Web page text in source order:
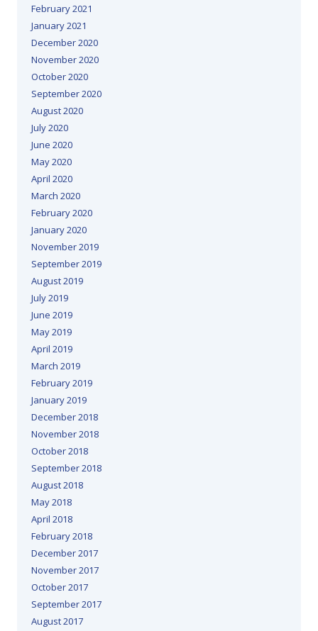
February 2021
January 2021
December 2020
November 2020
October 2020
September 2020
August 2020
July 2020
June 2020
May 2020
April 2020
March 2020
February 2020
January 2020
November 2019
September 2019
August 2019
July 2019
June 2019
May 2019
April 2019
March 2019
February 2019
January 2019
December 2018
November 2018
October 2018
September 2018
August 2018
May 2018
April 2018
February 2018
December 2017
November 2017
October 2017
September 2017
August 2017